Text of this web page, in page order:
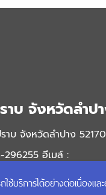
บ จังหวัดลำป
าบ จังหวัดลำปาง 52170
อีเมล์ :
ช้บริการได้อย่างต่อเนื่องแ